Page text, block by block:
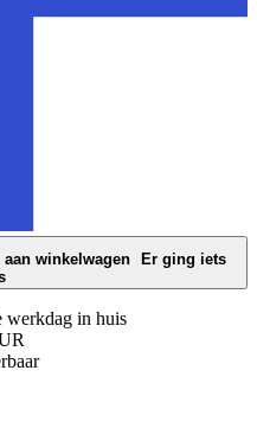
aan winkelwagen
Er ging iets
werkdag in huis